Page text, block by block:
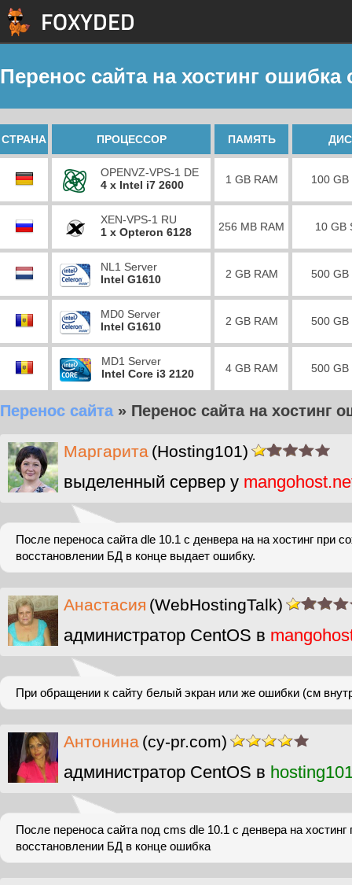
Перенос сайта на хостинг ошибка
СТРАНА ПРОЦЕССОР ПАМЯТЬ
OPENVZ-VPS-1 DE
4 x Intel i7 2600
1 GB RAM 100 GB
XEN-VPS-1 RU
1 x Opteron 6128
256 MB RAM 10 GB
NL1 Server
Intel G1610
2 GB RAM 500 GB
MD0 Server
Intel G1610
2 GB RAM 500 GB
MD1 Server
Intel Core i3 2120
4 GB RAM 500 GB
Перенос сайта» Перенос сайта на хостинг
Маргарита (Hosting101)
выделенный сервер у
После переноса сайта dle 10.1 c денвера на на хостинг при
восстановлении БД в конце выдает ошибку.
Анастасия (WebHostingTalk)
администратор CentOS в
При обращении к сайту белый экран или же ошибки (см
Антонина (cy-pr.com)
администратор CentOS в
После переноса сайта под cms dle 10.1 c денвера на хостинг
восстановлении БД в конце ошибка